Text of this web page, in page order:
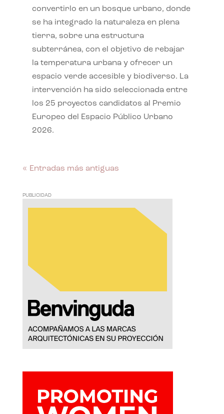
convertirlo en un bosque urbano, donde
se ha integrado la naturaleza en plena
tierra, sobre una estructura
subterránea, con el objetivo de rebajar
la temperatura urbana y ofrecer un
espacio verde accesible y biodiverso. La
intervención ha sido seleccionada entre
los 25 proyectos candidatos al Premio
Europeo del Espacio Público Urbano
2026.
« Entradas más antiguas
PUBLICIDAD